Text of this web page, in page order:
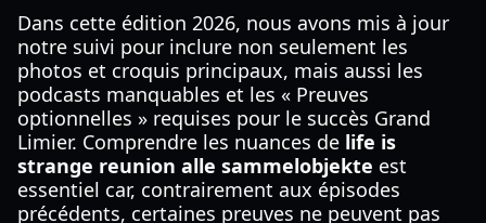
Dans cette édition 2026, nous avons mis à jour
notre suivi pour inclure non seulement les
photos et croquis principaux, mais aussi les
podcasts manquables et les « Preuves
optionnelles » requises pour le succès Grand
Limier. Comprendre les nuances de life is
strange reunion alle sammelobjekte est
essentiel car, contrairement aux épisodes
précédents, certaines preuves ne peuvent pas